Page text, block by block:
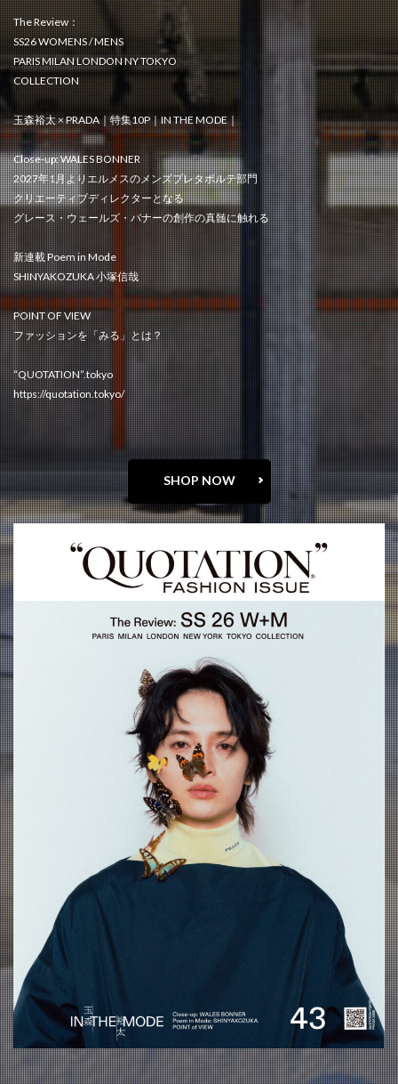
The Review：
SS26 WOMENS / MENS
PARIS MILAN LONDON NY TOKYO
COLLECTION
玉森裕太 × PRADA｜特集10P｜IN THE MODE｜
Close-up: WALES BONNER
2027年1月よりエルメスのメンズプレタポルテ部門
クリエーティブディレクターとなる
グレース・ウェールズ・バナーの創作の真髄に触れる
新連載 Poem in Mode
SHINYAKOZUKA 小塚信哉
POINT OF VIEW
ファッションを「みる」とは？
“QUOTATION”.tokyo
https://quotation.tokyo/
SHOP NOW